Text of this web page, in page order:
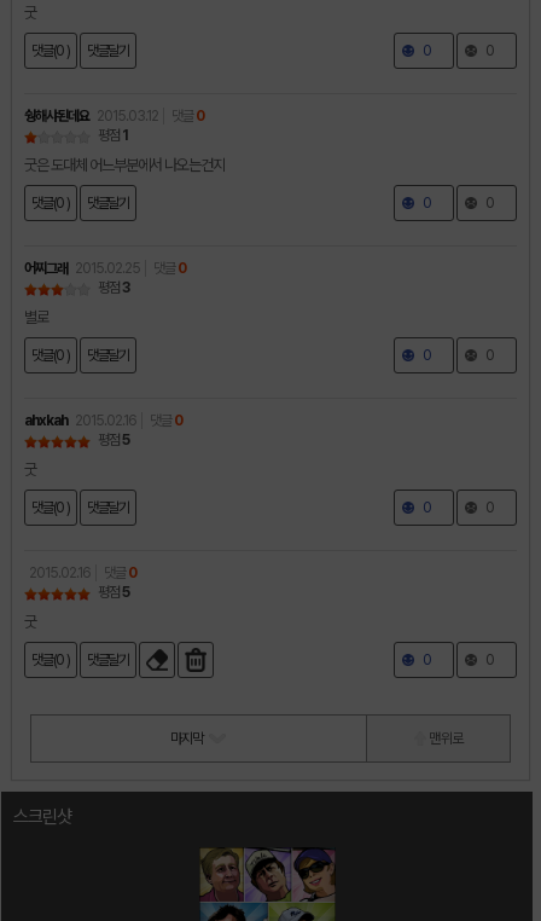
굿
댓글(0 ) 댓글달기 0 0
쉉해샤된데요 2015.03.12 댓글 0
평점 1
굿은 도대체 어느부분에서 나오는건지
댓글(0 ) 댓글달기 0 0
어찌그래 2015.02.25 댓글 0
평점 3
별로
댓글(0 ) 댓글달기 0 0
ahxkah 2015.02.16 댓글 0
평점 5
굿
댓글(0 ) 댓글달기 0 0
2015.02.16 댓글 0
평점 5
굿
댓글(0 ) 댓글달기 0 0
마지막 맨 위로
스크린샷